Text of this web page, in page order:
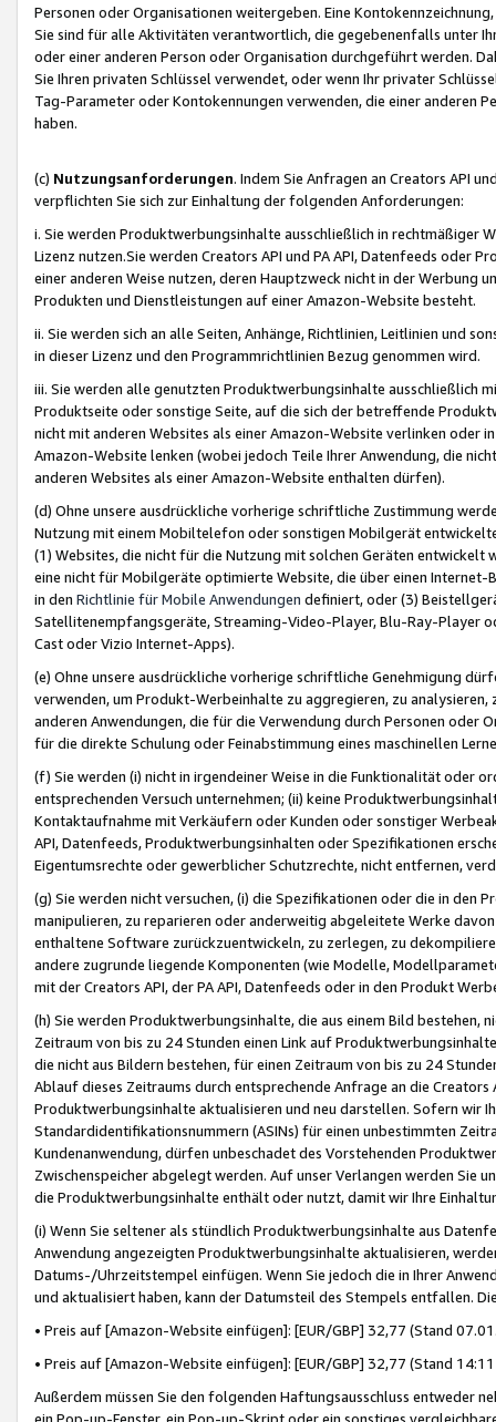
Personen oder Organisationen weitergeben. Eine
Sie sind für alle Aktivitäten verantwortlich, die gegebenenfalls unter
oder einer anderen Person oder Organisation durchgeführt werden.
Sie Ihren privaten Schlüssel verwendet, oder wenn Ihr privater
Tag-Parameter oder Kontokennungen verwenden, die einer anderen
haben.
(c) Nutzungsanforderungen. Indem Sie Anfragen an Creators API
verpflichten Sie sich zur Einhaltung der folgenden Anforderungen:
i. Sie werden Produktwerbungsinhalte ausschließlich in rechtmäßiger
Lizenz nutzen.Sie werden Creators API und PA API, Datenfeeds oder
einer anderen Weise nutzen, deren Hauptzweck nicht in der Werbung
Produkten und Dienstleistungen auf einer Amazon-Website besteht.
ii. Sie werden sich an alle Seiten, Anhänge, Richtlinien, Leitlinien und
in dieser Lizenz und den Programmrichtlinien Bezug genommen wird.
iii. Sie werden alle genutzten Produktwerbungsinhalte ausschließlich
Produktseite oder sonstige Seite, auf die sich der betreffende
nicht mit anderen Websites als einer Amazon-Website verlinken oder
Amazon-Website lenken (wobei jedoch Teile Ihrer Anwendung, die
anderen Websites als einer Amazon-Website enthalten dürfen).
(d) Ohne unsere ausdrückliche vorherige schriftliche Zustimmung
Nutzung mit einem Mobiltelefon oder sonstigen Mobilgerät
(1) Websites, die nicht für die Nutzung mit solchen Geräten
eine nicht für Mobilgeräte optimierte Website, die über einen
in den Richtlinie für Mobile Anwendungen definiert, oder (3)
Satellitenempfangsgeräte, Streaming-Video-Player, Blu-Ray-Player
Cast oder Vizio Internet-Apps).
(e) Ohne unsere ausdrückliche vorherige schriftliche Genehmigung
verwenden, um Produkt-Werbeinhalte zu aggregieren, zu
anderen Anwendungen, die für die Verwendung durch Personen
für die direkte Schulung oder Feinabstimmung eines maschinellen
(f) Sie werden (i) nicht in irgendeiner Weise in die Funktionalität oder
entsprechenden Versuch unternehmen; (ii) keine
Kontaktaufnahme mit Verkäufern oder Kunden oder sonstiger
API, Datenfeeds, Produktwerbungsinhalten oder Spezifikationen
Eigentumsrechte oder gewerblicher Schutzrechte, nicht entfernen,
(g) Sie werden nicht versuchen, (i) die Spezifikationen oder die in
manipulieren, zu reparieren oder anderweitig abgeleitete Werke
enthaltene Software zurückzuentwickeln, zu zerlegen, zu
andere zugrunde liegende Komponenten (wie Modelle,
mit der Creators API, der PA API, Datenfeeds oder in den Produkt
(h) Sie werden Produktwerbungsinhalte, die aus einem Bild bestehen,
Zeitraum von bis zu 24 Stunden einen Link auf
die nicht aus Bildern bestehen, für einen Zeitraum von bis zu 24
Ablauf dieses Zeitraums durch entsprechende Anfrage an die
Produktwerbungsinhalte aktualisieren und neu darstellen. Sofern wir
Standardidentifikationsnummern (ASINs) für einen unbestimmten
Kundenanwendung, dürfen unbeschadet des Vorstehenden
Zwischenspeicher abgelegt werden. Auf unser Verlangen werden Sie
die Produktwerbungsinhalte enthält oder nutzt, damit wir Ihre
(i) Wenn Sie seltener als stündlich Produktwerbungsinhalte aus
Anwendung angezeigten Produktwerbungsinhalte aktualisieren,
Datums-/Uhrzeitstempel einfügen. Wenn Sie jedoch die in Ihrer
und aktualisiert haben, kann der Datumsteil des Stempels entfallen.
• Preis auf [Amazon-Website einfügen]: [EUR/GBP] 32,77 (Stand
• Preis auf [Amazon-Website einfügen]: [EUR/GBP] 32,77 (Stand
Außerdem müssen Sie den folgenden Haftungsausschluss entweder
ein Pop-up-Fenster, ein Pop-up-Skript oder ein sonstiges